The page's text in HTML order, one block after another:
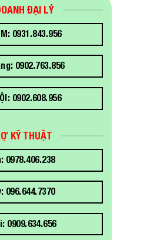
ĐẠI LÝ
0931.843.956
0902.763.856
0902.608.956
KỸ THUẬT
0978.406.238
096.644.7370
0909.634.656